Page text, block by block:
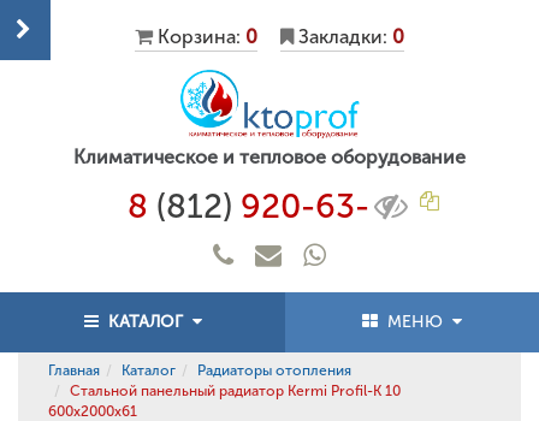
Корзина: 0 Закладки: 0
Климатическое и тепловое оборудование
8 (812) 920-63-
КАТАЛОГ МЕНЮ
Главная Каталог
Радиаторы отопления
Стальной панельный радиатор Kermi Profil-K 10
600x2000x61